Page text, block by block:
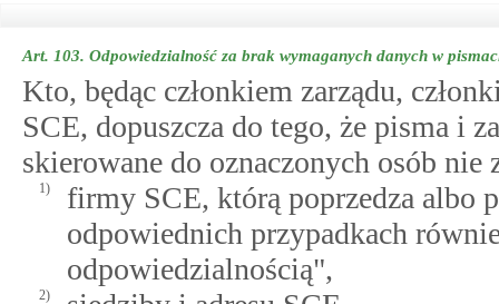
Art. 103. Odpowiedzialność za brak wymaganych danych w
Kto, będąc członkiem zarządu,
SCE, dopuszcza do tego, że pisma i
skierowane do oznaczonych osób
1)
firmy SCE, którą poprzedza albo
odpowiednich przypadkach
odpowiedzialnością",
2)